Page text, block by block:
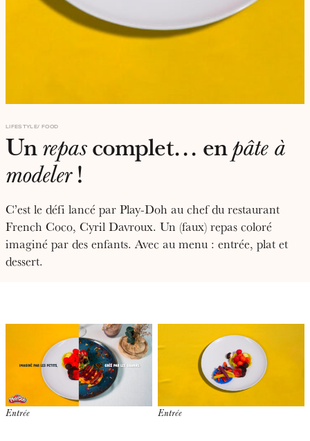
FOOD
LIFESTYLE
Unrepascomplet… enpâte à
modeler!
C’est le défi lancé par Play-Doh au chef du restaurant
French Coco, Cyril Davroux. Un (faux) repas coloré
imaginé par des enfants. Avec au menu : entrée, plat et
dessert.
Entrée Entrée